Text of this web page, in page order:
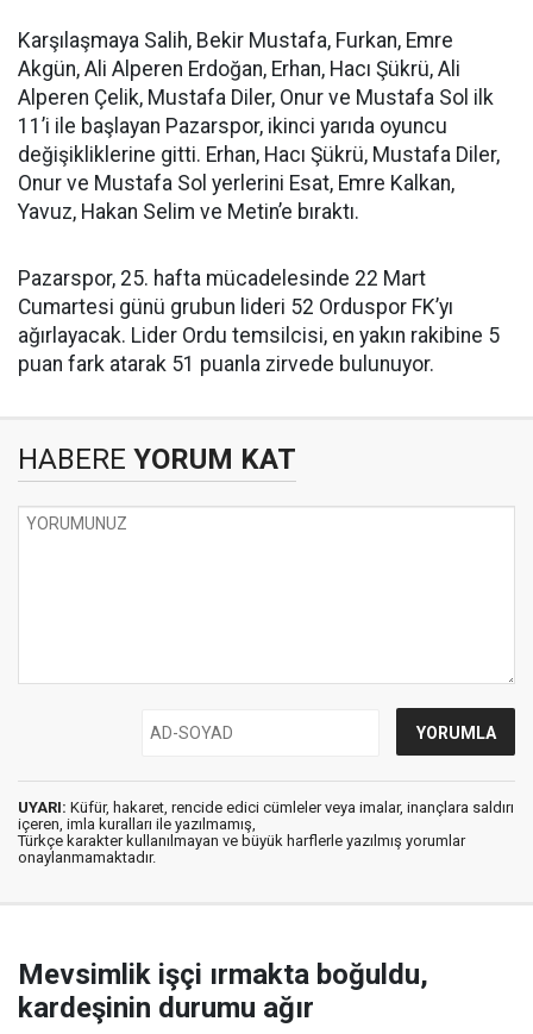
Karşılaşmaya Salih, Bekir Mustafa, Furkan, Emre
Akgün, Ali Alperen Erdoğan, Erhan, Hacı Şükrü, Ali
Alperen Çelik, Mustafa Diler, Onur ve Mustafa Sol ilk
11’i ile başlayan Pazarspor, ikinci yarıda oyuncu
değişikliklerine gitti. Erhan, Hacı Şükrü, Mustafa Diler,
Onur ve Mustafa Sol yerlerini Esat, Emre Kalkan,
Yavuz, Hakan Selim ve Metin’e bıraktı.
Pazarspor, 25. hafta mücadelesinde 22 Mart
Cumartesi günü grubun lideri 52 Orduspor FK’yı
ağırlayacak. Lider Ordu temsilcisi, en yakın rakibine 5
puan fark atarak 51 puanla zirvede bulunuyor.
HABERE YORUM KAT
UYARI: Küfür, hakaret, rencide edici cümleler veya imalar, inançlara saldırı
içeren, imla kuralları ile yazılmamış,
Türkçe karakter kullanılmayan ve büyük harflerle yazılmış yorumlar
onaylanmamaktadır.
Mevsimlik işçi ırmakta boğuldu,
kardeşinin durumu ağır